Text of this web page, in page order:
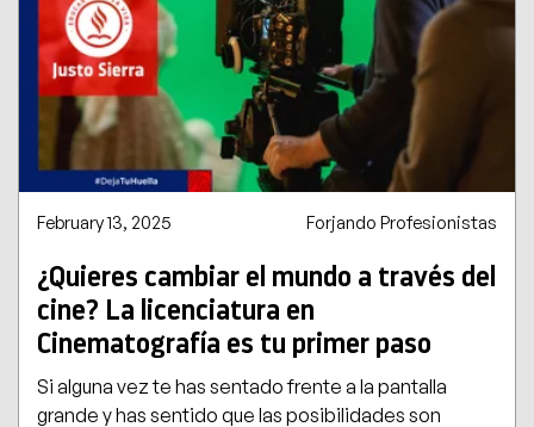
February 13, 2025 Forjando Profesionistas
¿Quieres cambiar el mundo a través del
cine? La licenciatura en
Cinematografía es tu primer paso
Si alguna vez te has sentado frente a la pantalla
grande y has sentido que las posibilidades son